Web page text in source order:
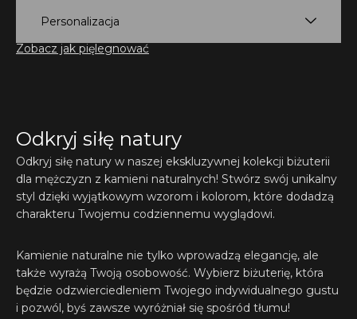
Personalizacja
Zobacz jak pięlegnować
Odkryj siłę natury
Odkryj siłę natury w naszej ekskluzywnej kolekcji biżuterii
dla mężczyzn z kamieni naturalnych! Stwórz swój unikalny
styl dzięki wyjątkowym wzorom i kolorom, które dodadzą
charakteru Twojemu codziennemu wyglądowi.
Kamienie naturalne nie tylko wprowadzą elegancję, ale
także wyrażą Twoją osobowość. Wybierz biżuterię, która
będzie odzwierciedleniem Twojego indywidualnego gustu
i pozwól, byś zawsze wyróżniał się spośród tłumu!